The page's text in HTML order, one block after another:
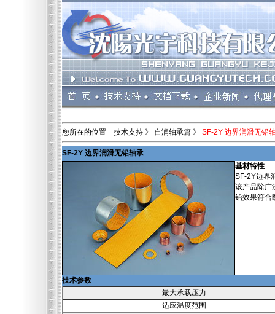
您所在的位置 技术支持 》 自润轴承篇 》 SF-2Y 边界润滑无铅
SF-2Y 边界润滑无铅轴承
基材特性
SF-2Y边界
该产品除广
铅效果符合
技术参数
最大承载压力
适应温度范围